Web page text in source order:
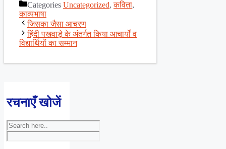
ShareCategories Uncategorized,कविता,
काव्यभाषा
जिसका जैसा आचरण
हिंदी पखवाड़े के अंतर्गत किया आचार्यों व
विद्यार्थियों का सम्मान
रचनाएँ खोजें